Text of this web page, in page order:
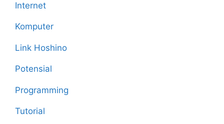
Internet
Komputer
Link Hoshino
Potensial
Programming
Tutorial